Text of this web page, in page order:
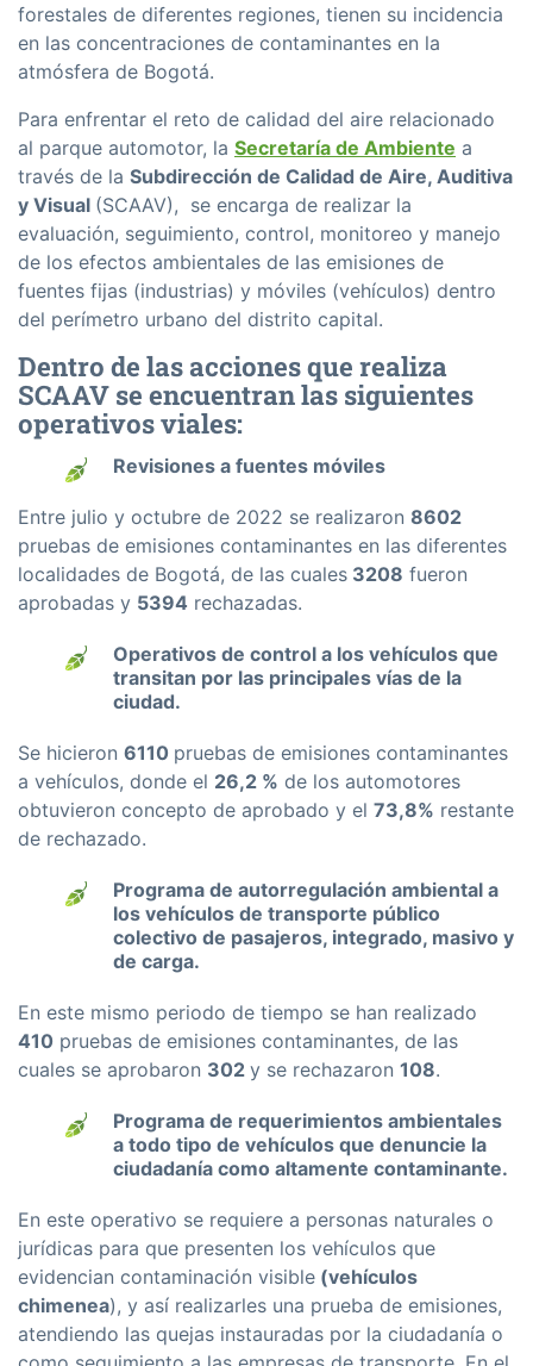
forestales de diferentes regiones, tienen su incidencia
en las concentraciones de contaminantes en la
atmósfera de Bogotá.
Para enfrentar el reto de calidad del aire relacionado
al parque automotor, la Secretaría de Ambiente a
través de la Subdirección de Calidad de Aire, Auditiva
y Visual (SCAAV), se encarga de realizar la
evaluación, seguimiento, control, monitoreo y manejo
de los efectos ambientales de las emisiones de
fuentes fijas (industrias) y móviles (vehículos) dentro
del perímetro urbano del distrito capital.
Dentro de las acciones que realiza
SCAAV se encuentran las siguientes
operativos viales:
Revisiones a fuentes móviles
Entre julio y octubre de 2022 se realizaron 8602
pruebas de emisiones contaminantes en las diferentes
localidades de Bogotá, de las cuales 3208 fueron
aprobadas y 5394 rechazadas.
Operativos de control a los vehículos que
transitan por las principales vías de la
ciudad.
Se hicieron 6110 pruebas de emisiones contaminantes
a vehículos, donde el 26,2 % de los automotores
obtuvieron concepto de aprobado y el 73,8% restante
de rechazado.
Programa de autorregulación ambiental a
los vehículos de transporte público
colectivo de pasajeros, integrado, masivo y
de carga.
En este mismo periodo de tiempo se han realizado
410 pruebas de emisiones contaminantes, de las
cuales se aprobaron 302 y se rechazaron 108.
Programa de requerimientos ambientales
a todo tipo de vehículos que denuncie la
ciudadanía como altamente contaminante.
En este operativo se requiere a personas naturales o
jurídicas para que presenten los vehículos que
evidencian contaminación visible (vehículos
chimenea), y así realizarles una prueba de emisiones,
atendiendo las quejas instauradas por la ciudadanía o